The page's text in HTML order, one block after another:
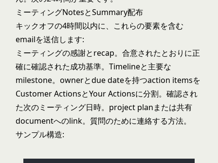
ミーティングNotesとSummary配布
キックオフの4時間以内に、これらの要素を含む
emailを送信します:
ミーティングの感謝とrecap。合意されたとおりに正
確に確認された成功基準。Timelineと主要な
milestone。ownerとdue dateを持つaction itemsを
Customer ActionsとYour Actionsに分割。確認され
た次のミーティング日時。project planまたは共有
documentへのlink。質問のために連絡する方法。
サンプル構造: